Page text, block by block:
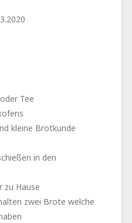
Tee
kleine Brotkunde
in den
zu Hause
zwei Brote welche